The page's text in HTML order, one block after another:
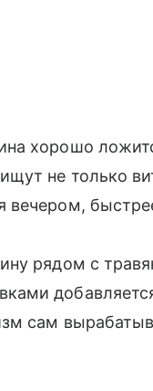
хорошо
не только
вечером,
рядом с
сам